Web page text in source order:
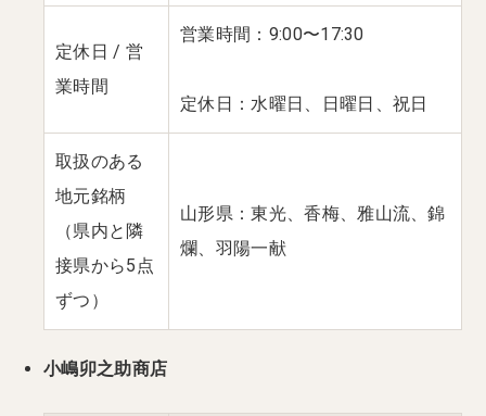
定休日 / 営
業時間
営業時間：9:00〜17:30
定休日：水曜日、日曜日、祝日
取扱のある
地元銘柄
（県内と隣
接県から5点
ずつ）
山形県：東光、香梅、雅山流、錦
爛、羽陽一献
小嶋卯之助商店